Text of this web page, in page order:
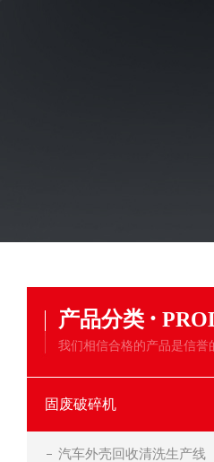
产品分类 ·
我们相信合格的产品是信誉
固废破碎机
汽车外壳回收清洗生产线